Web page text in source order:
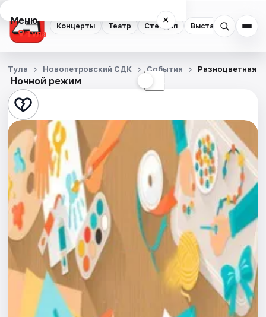
Концерты Театр Стендап Выставки
Меню ×
Тула
Концерты
Театр
Стендап
Выставки
Квесты
Экскурсии
Спорт
События
Города
Ночной режим ☾
Тула Новопетровский СДК События Разноцветная